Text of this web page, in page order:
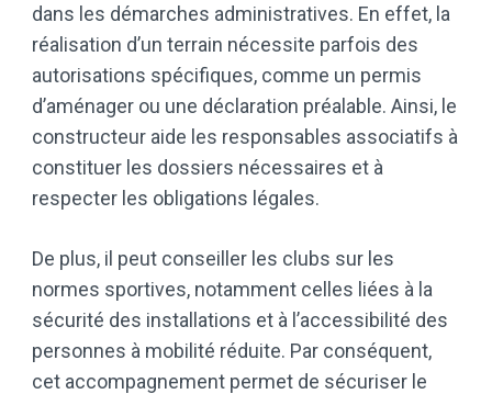
dans les démarches administratives. En effet, la
réalisation d’un terrain nécessite parfois des
autorisations spécifiques, comme un permis
d’aménager ou une déclaration préalable. Ainsi, le
constructeur aide les responsables associatifs à
constituer les dossiers nécessaires et à
respecter les obligations légales.
De plus, il peut conseiller les clubs sur les
normes sportives, notamment celles liées à la
sécurité des installations et à l’accessibilité des
personnes à mobilité réduite. Par conséquent,
cet accompagnement permet de sécuriser le